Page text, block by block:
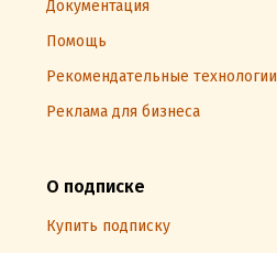
Документация
Помощь
Рекомендательные технологии
Реклама для бизнеса
О подписке
Купить подписку